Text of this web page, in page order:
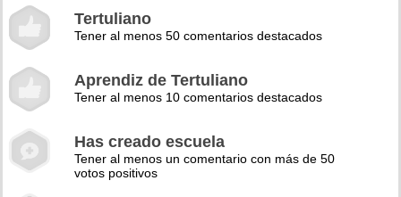
Tertuliano
Tener al menos 50 comentarios destacados
Aprendiz de Tertuliano
Tener al menos 10 comentarios destacados
Has creado escuela
Tener al menos un comentario con más de 50
votos positivos